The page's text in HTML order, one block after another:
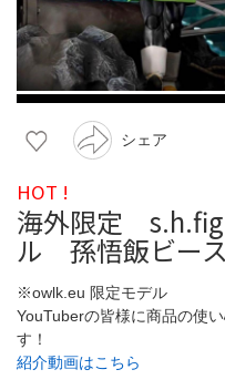
シェア
HOT !
海外限定
ル 孫悟飯ビー
※owlk.eu 限定モデル
YouTuberの皆様に商品の使
す！
紹介動画はこちら